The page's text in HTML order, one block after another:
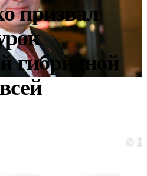
призвал
гибридной
©